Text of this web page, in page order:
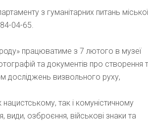
з гуманітарних питань міської
04-65.
працюватиме з 7 лютого в музеї
та документів про створення
досліджень визвольного руху,
нацистському, так і комуністичному
озброєння, військові знаки та